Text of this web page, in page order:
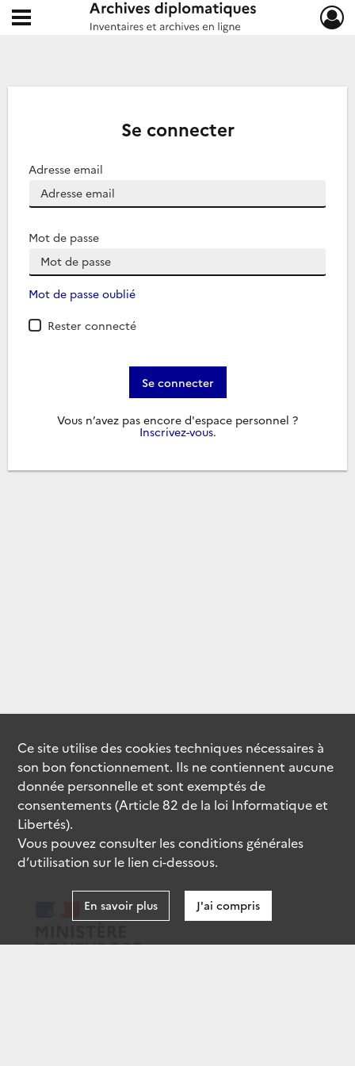
Archives diplomatiques
Ouvrir le menu déroulant
Se connecter
Adresse email
Mot de passe
Mot de passe oublié
Rester connecté
Se connecter
Vous n’avez pas encore d'espace personnel ?
Inscrivez-vous.
Ce site utilise descookiestechniques nécessaires à
son bon fonctionnement. Ils ne contiennent aucune
donnée personnelle et sont exemptés de
consentements (Article 82 de la loi Informatique et
Libertés).
Vous pouvez consulter les conditions générales
d’utilisation sur le lien ci-dessous.
En savoir plus J'ai compris